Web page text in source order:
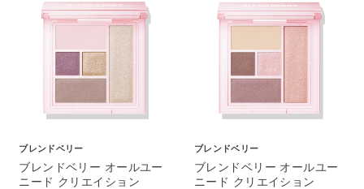
ブレンドベリー
ブレンドベリー オールユー
ニード クリエイション
ブレンドベリー
ブレンドベリー オールユー
ニード クリエイション